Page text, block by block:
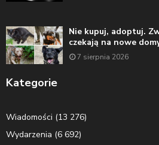
Nie kupuj, adoptuj.
czekają na nowe
7 sierpnia 2026
Kategorie
Wiadomości (13 276)
Wydarzenia (6 692)